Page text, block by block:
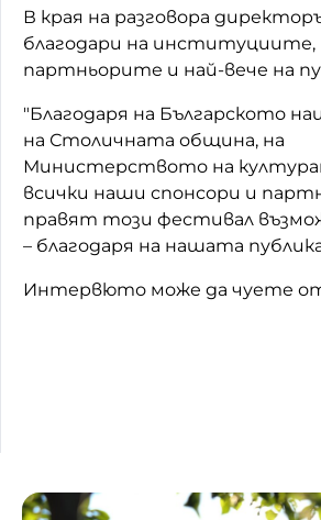
В края на разговора
благодари на институциите,
партньорите и най-вече на
"Благодаря на Българското
на Столичната община, на
Министерството на
всички наши спонсори и
правят този фестивал
– благодаря на нашата
Интервюто може да чуете от